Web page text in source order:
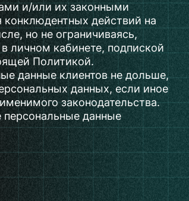
и/или их законными
действий на
но не ограничиваясь,
личном кабинете, подпиской
Политикой.
данные клиентов не дольше,
данных, если иное
законодательства.
данные